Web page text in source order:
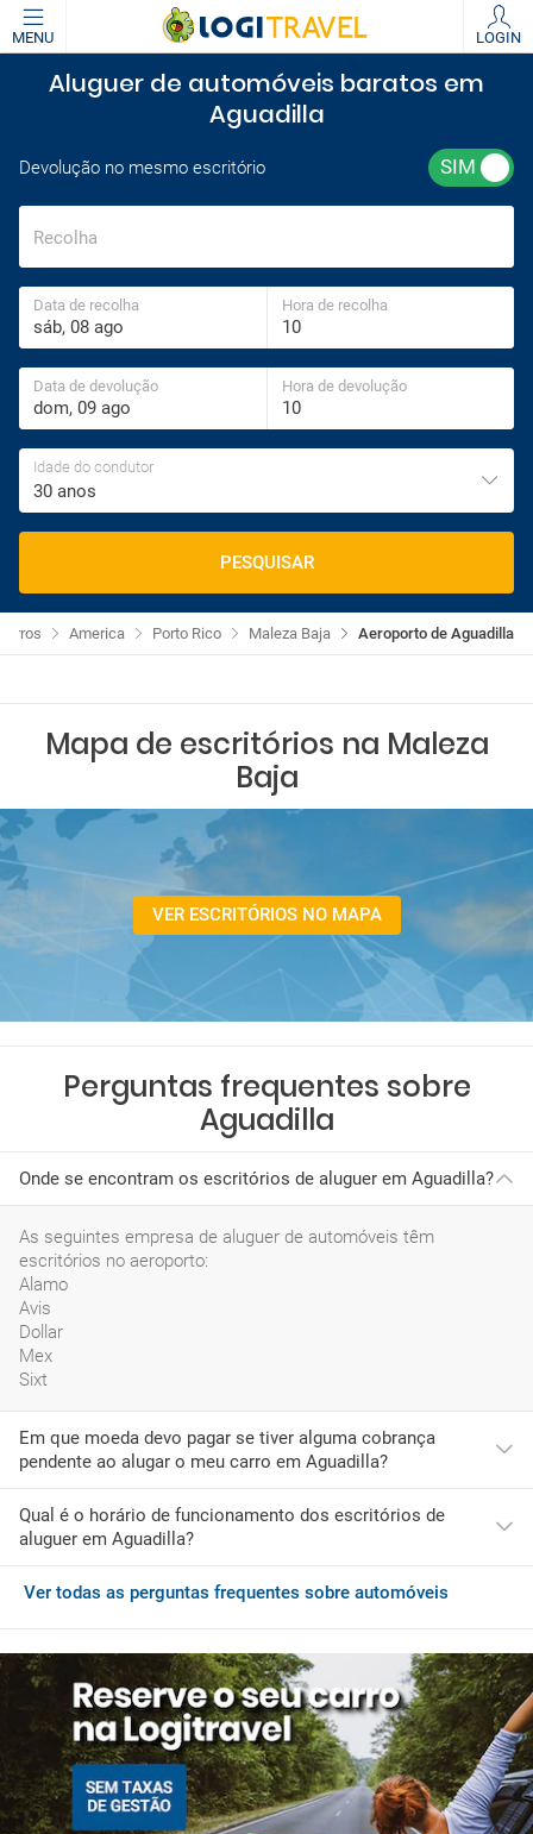
MENU LOGIN
Aluguer de automóveis baratos em
Aguadilla
Devolução no mesmo escritório
Recolha
Data de recolha Hora de recolha
Data de devolução Hora de devolução
Idade do condutor
30 anos
PESQUISAR
Aeroporto de Aguadilla
Maleza Baja
Porto Rico
America
Mapa de escritórios na Maleza
Baja
VER ESCRITÓRIOS NO MAPA
Perguntas frequentes sobre
Aguadilla
Onde se encontram os escritórios de aluguer em Aguadilla?
As seguintes empresa de aluguer de automóveis têm
escritórios no aeroporto:
Alamo
Avis
Dollar
Mex
Sixt
Em que moeda devo pagar se tiver alguma cobrança
pendente ao alugar o meu carro em Aguadilla?
Se ao chegar a Aguadilla desejar adquirir serviços adicionais ou
tiver de pagar quaisquer encargos pendentes, deverá fazê-lo
Qual é o horário de funcionamento dos escritórios de
aluguer em Aguadilla?
O horário mais habitual das empresas de rent a car neste
segunda-feira: 07:00-22:59
terça-feira: 07:00-22:59
quarta-feira: 07:00-22:59
quinta-feira: 07:00-22:59
sexta-feira: 07:00-22:59
sábado: 07:00-22:59
Há também empresas com escritórios abertos todo o dia.
Ver todas as perguntas frequentes sobre automóveis